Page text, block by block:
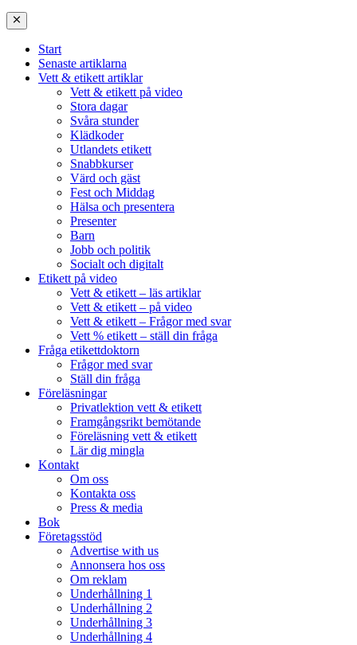
Start
Senaste artiklarna
Vett & etikett artiklar
Vett & etikett på video
Stora dagar
Svåra stunder
Klädkoder
Utlandets etikett
Snabbkurser
Värd och gäst
Fest och Middag
Hälsa och presentera
Presenter
Barn
Jobb och politik
Socialt och digitalt
Etikett på video
Vett & etikett – läs artiklar
Vett & etikett – på video
Vett & etikett – Frågor med svar
Vett % etikett – ställ din fråga
Fråga etikettdoktorn
Frågor med svar
Ställ din fråga
Föreläsningar
Privatlektion vett & etikett
Framgångsrikt bemötande
Föreläsning vett & etikett
Lär dig mingla
Kontakt
Om oss
Kontakta oss
Press & media
Bok
Företagsstöd
Advertise with us
Annonsera hos oss
Om reklam
Underhållning 1
Underhållning 2
Underhållning 3
Underhållning 4